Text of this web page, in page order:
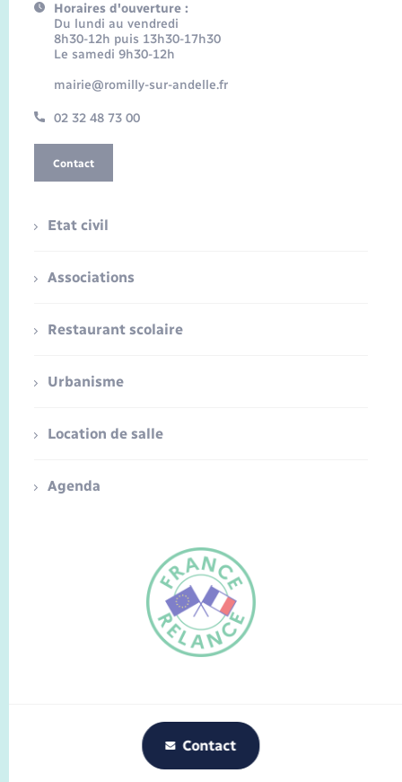
FR
Contact
Horaires d'ouverture :
Du lundi au vendredi
8h30-12h puis 13h30-17h30
Le samedi 9h30-12h
mairie@romilly-sur-andelle.fr
02 32 48 73 00
Contact
Etat civil
Associations
Restaurant scolaire
Urbanisme
Location de salle
Agenda